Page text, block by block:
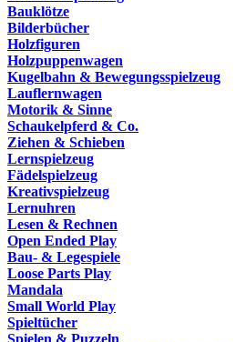
Bauklötze
Bilderbücher
Holzfiguren
Holzpuppenwagen
Kugelbahn & Bewegungsspielzeug
Lauflernwagen
Motorik & Sinne
Schaukelpferd & Co.
Ziehen & Schieben
Lernspielzeug
Fädelspielzeug
Kreativspielzeug
Lernuhren
Lesen & Rechnen
Open Ended Play
Bau- & Legespiele
Loose Parts Play
Mandala
Small World Play
Spieltücher
Spielen & Puzzeln